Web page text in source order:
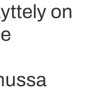
on